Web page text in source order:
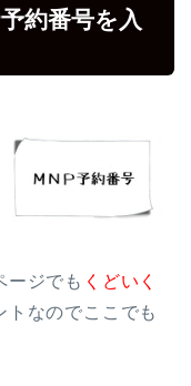
約番号を入
ージでも くどいく
トなのでここでも